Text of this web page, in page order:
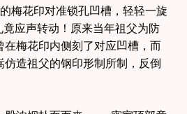
梅花印对准锁孔凹槽，轻轻一旋
应声转动！原来当年祖父为防
在梅花印内侧刻了对应凹槽，而
造祖父的钢印形制所制，反倒